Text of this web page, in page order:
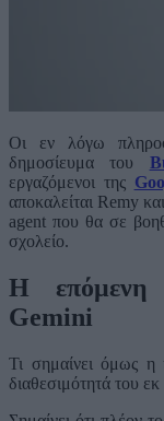
Οι εν λόγω
δημοσίευμα του
εργαζόμενοι της
αποκαλείται Remy
agent που θα σε
σχολείο.
Η επόμενη
Gemini
Τι σημαίνει όμως η
διαθεσιμότητά του